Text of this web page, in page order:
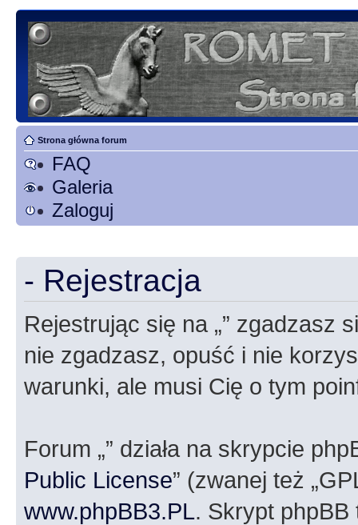
Strona główna forum
FAQ
Galeria
Zaloguj
- Rejestracja
Rejestrując się na „” zgadzasz
nie zgadzasz, opuść i nie
warunki, ale musi Cię o tym
Forum „” działa na skrypcie
Public License” (zwanej też
www.phpBB3.PL. Skrypt phpBB